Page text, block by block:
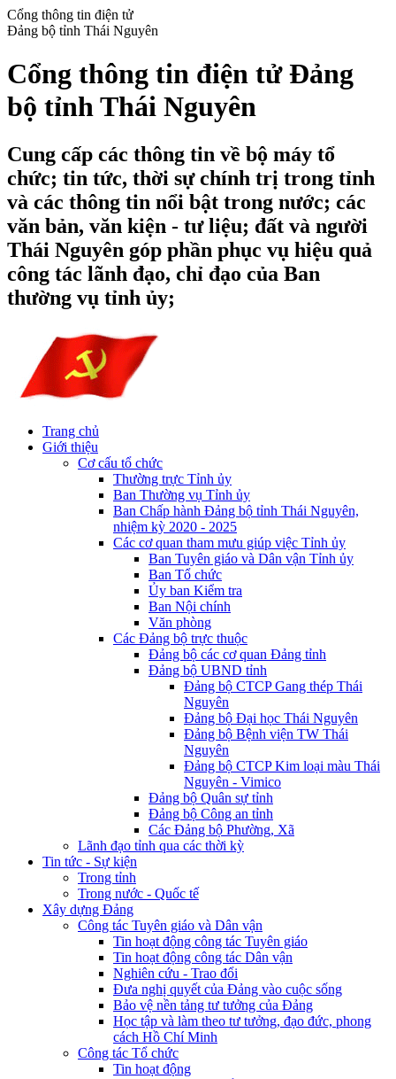
Cổng thông tin điện tử
Đảng bộ tỉnh Thái Nguyên
Cổng thông tin điện tử Đảng
bộ tỉnh Thái Nguyên
Cung cấp các thông tin về bộ máy tổ
chức; tin tức, thời sự chính trị trong tỉnh
và các thông tin nổi bật trong nước; các
văn bản, văn kiện - tư liệu; đất và người
Thái Nguyên góp phần phục vụ hiệu quả
công tác lãnh đạo, chỉ đạo của Ban
thường vụ tỉnh ủy;
Trang chủ
Giới thiệu
Cơ cấu tổ chức
Thường trực Tỉnh ủy
Ban Thường vụ Tỉnh ủy
Ban Chấp hành Đảng bộ tỉnh Thái Nguyên,
nhiệm kỳ 2020 - 2025
Các cơ quan tham mưu giúp việc Tỉnh ủy
Ban Tuyên giáo và Dân vận Tỉnh ủy
Ban Tổ chức
Ủy ban Kiểm tra
Ban Nội chính
Văn phòng
Các Đảng bộ trực thuộc
Đảng bộ các cơ quan Đảng tỉnh
Đảng bộ UBND tỉnh
Đảng bộ CTCP Gang thép Thái
Nguyên
Đảng bộ Đại học Thái Nguyên
Đảng bộ Bệnh viện TW Thái
Nguyên
Đảng bộ CTCP Kim loại màu Thái
Nguyên - Vimico
Đảng bộ Quân sự tỉnh
Đảng bộ Công an tỉnh
Các Đảng bộ Phường, Xã
Lãnh đạo tỉnh qua các thời kỳ
Tin tức - Sự kiện
Trong tỉnh
Trong nước - Quốc tế
Xây dựng Đảng
Công tác Tuyên giáo và Dân vận
Tin hoạt động công tác Tuyên giáo
Tin hoạt động công tác Dân vận
Nghiên cứu - Trao đổi
Đưa nghị quyết của Đảng vào cuộc sống
Bảo vệ nền tảng tư tưởng của Đảng
Học tập và làm theo tư tưởng, đạo đức, phong
cách Hồ Chí Minh
Công tác Tổ chức
Tin hoạt động